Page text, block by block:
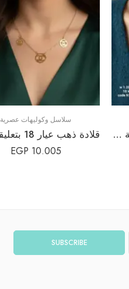
سلسلة ذهب عيار 18 بتعليقة الخرزة الزرقاء الرقيقة | كود N122
سلاسل وكوليهات عصرية
10.005
EGP